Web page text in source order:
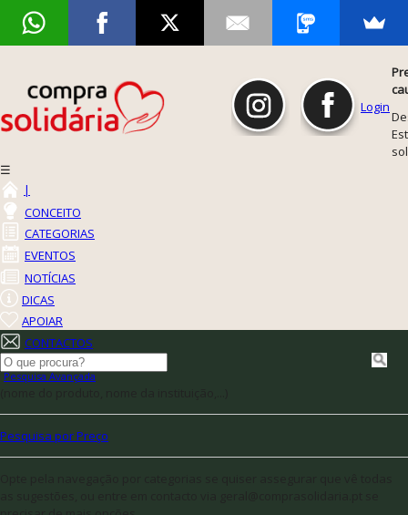
Login
☰
|
CONCEITO
CATEGORIAS
EVENTOS
NOTÍCIAS
DICAS
APOIAR
CONTACTOS
Pesquisa Avançada
Pesquisa por Preço